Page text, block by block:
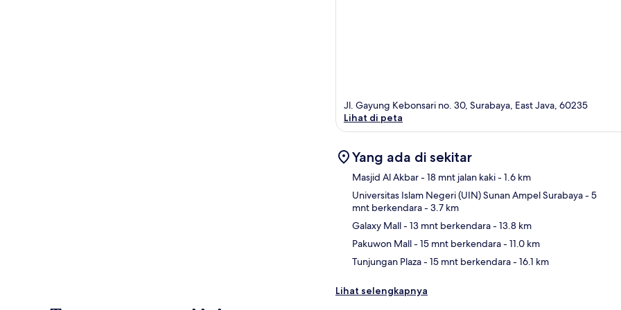
Jl. Gayung Kebonsari no. 30, Surabaya, East Java, 60235
Lihat di peta
Yang ada di sekitar
Masjid Al Akbar- 18 mnt jalan kaki- 1.6 km
Universitas Islam Negeri (UIN) Sunan Ampel Surabaya- 5
mnt berkendara- 3.7 km
Galaxy Mall- 13 mnt berkendara- 13.8 km
Pakuwon Mall- 15 mnt berkendara- 11.0 km
Tunjungan Plaza- 15 mnt berkendara- 16.1 km
Lihat selengkapnya